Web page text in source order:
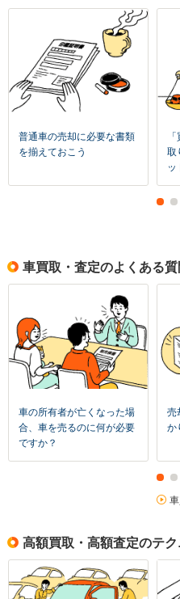
普通車の売却に必要な書類
を揃えておこう
取
ッ
車買取・査定のよくある質
車の所有者が亡くなった場
合、車を売るのに何が必要
ですか？
売
か
高額買取・高額査定のテ